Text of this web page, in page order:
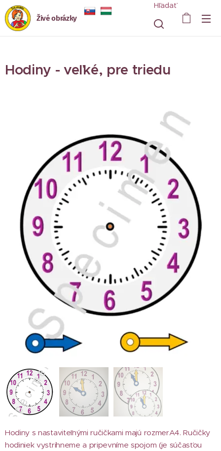
Živé obrázky
Hľadať
Hodiny - veľké, pre triedu
Hodiny s nastaviteľnými ručičkami majú rozmerA4. Ručičky
hodiniek vystrihneme a pripevníme spojom (je súčasťou